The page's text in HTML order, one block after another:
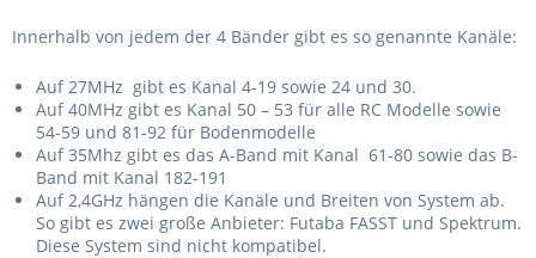
Innerhalb von jedem der 4 Bänder gibt es so genannte Kanäle:
Auf 27MHz gibt es Kanal 4-19 sowie 24 und 30.
Auf 40MHz gibt es Kanal 50 – 53 für alle RC Modelle sowie
54-59 und 81-92 für Bodenmodelle
Auf 35Mhz gibt es das A-Band mit Kanal 61-80 sowie das B-
Band mit Kanal 182-191
Auf 2,4GHz hängen die Kanäle und Breiten von System ab.
So gibt es zwei große Anbieter: Futaba FASST und Spektrum.
Diese System sind nicht kompatibel.